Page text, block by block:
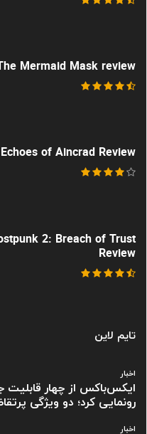
Mermaid Mask review
Echoes of Aincrad Review
2: Breach of Trust
Review
تایم لاین
اخبار
ایکس‌باکس از چهار قابلیت
رونمایی کرد؛ دو ویژگی
اخبار